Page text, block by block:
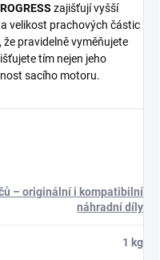
zajišťují vyšší
velikost prachových částic
pravidelně vyměňujete
tím nejen jeho
sacího motoru.
– originální i kompatibilní
náhradní díly
1 kg